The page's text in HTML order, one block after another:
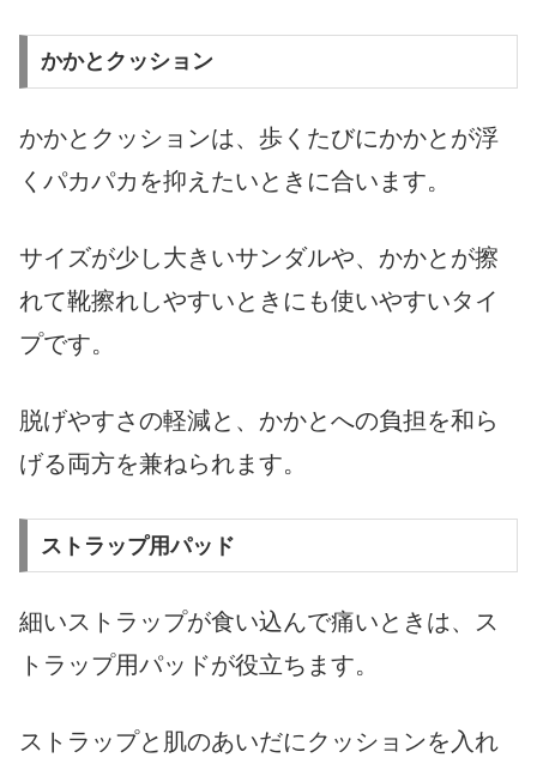
かかとクッション
かかとクッションは、歩くたびにかかとが浮
くパカパカを抑えたいときに合います。
サイズが少し大きいサンダルや、かかとが擦
れて靴擦れしやすいときにも使いやすいタイ
プです。
脱げやすさの軽減と、かかとへの負担を和ら
げる両方を兼ねられます。
ストラップ用パッド
細いストラップが食い込んで痛いときは、ス
トラップ用パッドが役立ちます。
ストラップと肌のあいだにクッションを入れ